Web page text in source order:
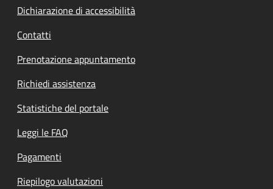
Dichiarazione di accessibilità
Contatti
Prenotazione appuntamento
Richiedi assistenza
Statistiche del portale
Leggi le FAQ
Pagamenti
Riepilogo valutazioni